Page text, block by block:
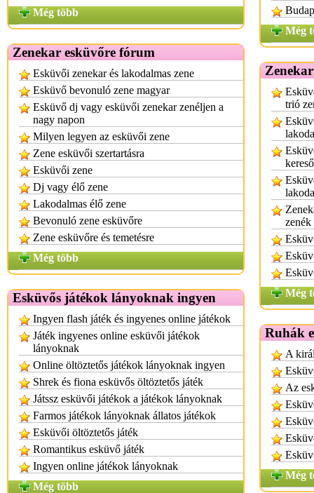
Még több
Zenekar esküvőre fórum
Esküvői zenekar és lakodalmas zene
Esküvő bevonuló zene magyar
Esküvő dj vagy esküvői zenekar zenéljen a
nagy napon
Milyen legyen az esküvői zene
Zene esküvői szertartásra
Esküvői zene
Dj vagy élő zene
Lakodalmas élő zene
Bevonuló zene esküvőre
Zene esküvőre és temetésre
Még több
Esküvős játékok lányoknak ingyen
Ingyen flash játék és ingyenes online játékok
Játék ingyenes online esküvői játékok
lányoknak
Online öltöztetős játékok lányoknak ingyen
Shrek és fiona esküvős öltöztetős játék
Játssz esküvői játékok a játékok lányoknak
Farmos játékok lányoknak állatos játékok
Esküvői öltöztetős játék
Romantikus esküvő játék
Ingyen online játékok lányoknak
Még több
Még
trió
zenék
Még
Ruhák
A
Az
Még